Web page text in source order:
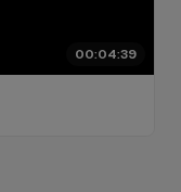
00:04:39